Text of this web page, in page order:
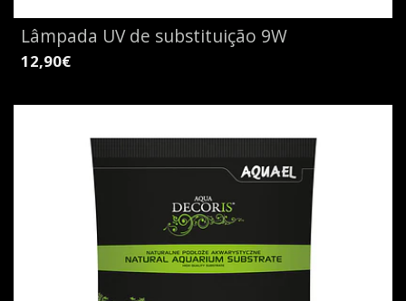
Lâmpada UV de substituição 9W
12,90€